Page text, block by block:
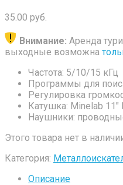
35.00 руб.
Внимание: Аренда
выходные возможна
Частота: 5/10/15 кГц
Программы для
Регулировка
Катушка: Minelab 11″
Наушники:
Этого товара нет в
Категория:
Описание